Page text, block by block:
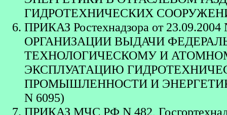
ГИДРОТЕХНИЧЕСКИХ
ПРИКАЗ Ростехнадзора от
ОРГАНИЗАЦИИ ВЫДАЧИ
ТЕХНОЛОГИЧЕСКОМУ И
ЭКСПЛУАТАЦИЮ
ПРОМЫШЛЕННОСТИ И ЭНЕРГЕТИКИ"
N 6095)
ПРИКАЗ МЧС РФ N 482,